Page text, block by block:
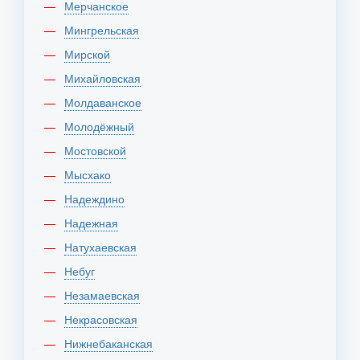
Мерчанское
Мингрельская
Мирской
Михайловская
Молдаванское
Молодёжный
Мостовской
Мысхако
Надеждино
Надежная
Натухаевская
Небуг
Незамаевская
Некрасовская
Нижнебаканская